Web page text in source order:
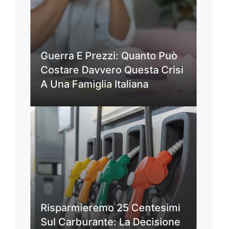
Guerra E Prezzi: Quanto Può
Costare Davvero Questa Crisi
A Una Famiglia Italiana
Risparmieremo 25 Centesimi
Sul Carburante: La Decisione